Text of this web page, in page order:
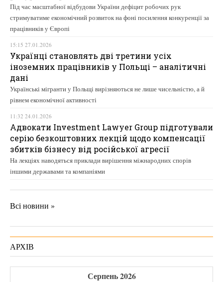
Під час масштабної відбудови України дефіцит робочих рук
стримуватиме економічний розвиток на фоні посилення конкуренції за
працівників у Європі
15:15 27.01.2026
Українці становлять дві третини усіх
іноземних працівників у Польщі – аналітичні
дані
Українські мігранти у Польщі вирізняються не лише чисельністю, а й
рівнем економічної активності
11:32 24.01.2026
Адвокати Investment Lawyer Group підготували
серію безкоштовних лекцій щодо компенсації
збитків бізнесу від російської агресії
На лекціях наводяться приклади вирішення міжнародних спорів
іншими державами та компаніями
Всі новини »
АРХІВ
Серпень 2026